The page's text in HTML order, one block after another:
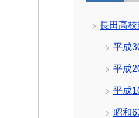
長田高
平成
平成
平成
昭和